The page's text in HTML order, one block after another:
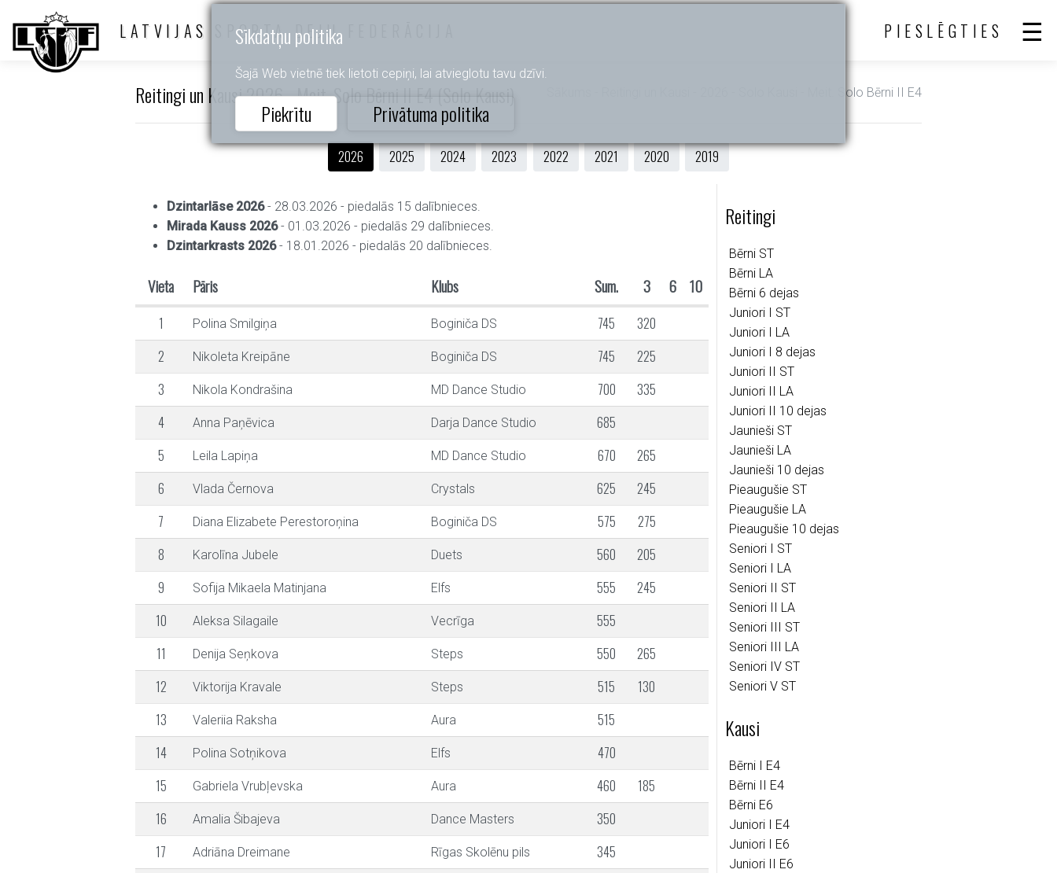
Sīkdatņu politika
Šajā Web vietnē tiek lietoti cepiņi, lai atvieglotu tavu dzīvi.
Piekrītu Privātuma politika
LATVIJAS SPORTA DEJU FEDERĀCIJA PIESLĒGTIES
Reitingi un Kausi 2026 - Meit. Solo Bērni II E4 (Solo Kausi) - Reitingi un Kausi - 2026 - Solo Kausi - Meit. Solo Bērni II E4
2026 2025 2024 2023 2022 2021 2020 2019
Dzintarlāse 2026- 28.03.2026 - piedalās 15 dalībnieces.
Mirada Kauss 2026- 01.03.2026 - piedalās 29 dalībnieces.
Dzintarkrasts 2026- 18.01.2026 - piedalās 20 dalībnieces.
Vieta Pāris Klubs Sum. 3 6 10
1 Polina Smilgiņa Boginiča DS 745
320
2
Nikoleta Kreipāne Boginiča DS 745
225
3
Nikola Kondrašina MD Dance Studio 700
335
4
Anna Paņēvica Darja Dance Studio
685
5
Leila Lapiņa MD Dance Studio 670
265
6
Vlada Černova Crystals 625
245
7
Diana Elizabete Perestoroņina Boginiča DS 575
275
8
Karolīna Jubele Duets 560
205
9
Sofija Mikaela Matinjana Elfs 555
245
10
Aleksa Silagaile Vecrīga
555
11
Denija Seņkova Steps 550
265
12
Viktorija Kravale Steps 515
130
13
Valeriia Raksha Aura
515
14
Polina Sotņikova Elfs
470
15
Gabriela Vrubļevska Aura 460
185
16
Amalia Šibajeva Dance Masters
350
17
Adriāna Dreimane Rīgas Skolēnu pils
345
Reitingi
Bērni ST
Bērni LA
Bērni 6 dejas
Juniori I ST
Juniori I LA
Juniori I 8 dejas
Juniori II ST
Juniori II LA
Juniori II 10 dejas
Jaunieši ST
Jaunieši LA
Jaunieši 10 dejas
Pieaugušie ST
Pieaugušie LA
Pieaugušie 10 dejas
Seniori I ST
Seniori I LA
Seniori II ST
Seniori II LA
Seniori III ST
Seniori III LA
Seniori IV ST
Seniori V ST
Kausi
Bērni I E4
Bērni II E4
Bērni E6
Juniori I E4
Juniori I E6
Juniori II E6